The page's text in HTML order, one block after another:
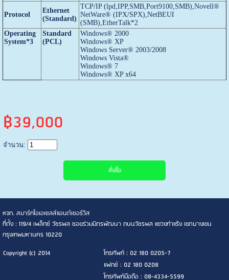
Protocol
Ethernet
(Standard)
TCP/IP (lpd,IPP,SMB,Port9100,SMB),Novell®
NetWare® (IPX/SPX),NetBEUI
(SMB),EtherTalk*2
Operating
System*3
Standard
(PCL)
Windows® 2000
Windows® XP
Windows Server® 2003/2008
Windows Vista®
Windows® 7
Windows® XP x64
฿39,000
จำนวน:
หจก. สมาร์ทโอเอเซลส์แอนด์เซอร์วิส
ที่ตั้ง : 119/4 เพล็กซ์ วัชรพล ซอยร่วมมิตรพัฒนา ถนนวัชรพล แขวงท่าแร้ง เขตบางเขน
กรุงเทพมหานคร 10220
Copyright (c) 2014
โทรศัพท์ : 02 180 0205-7
แฟกซ์ : 02 180 0208
โทรศัพท์มือถือ : 08-4334-5599